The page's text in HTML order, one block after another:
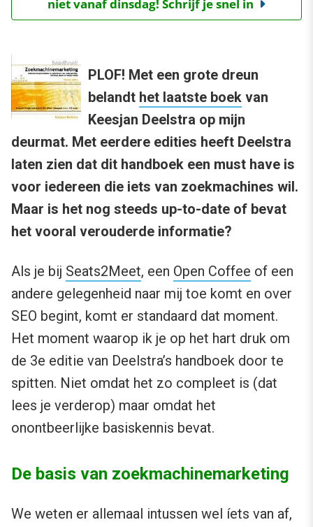
niet vanaf dinsdag! Schrijf je snel in
PLOF! Met een grote dreun
belandt het laatste boek van
Keesjan Deelstra op mijn
deurmat. Met eerdere edities heeft Deelstra
laten zien dat dit handboek een must have is
voor iedereen die iets van zoekmachines wil.
Maar is het nog steeds up-to-date of bevat
het vooral verouderde informatie?
Als je bij Seats2Meet, een Open Coffee of een
andere gelegenheid naar mij toe komt en over
SEO begint, komt er standaard dat moment.
Het moment waarop ik je op het hart druk om
de 3e editie van Deelstra’s handboek door te
spitten. Niet omdat het zo compleet is (dat
lees je verderop) maar omdat het
onontbeerlijke basiskennis bevat.
De basis van zoekmachinemarketing
We weten er allemaal intussen wel íets van af,